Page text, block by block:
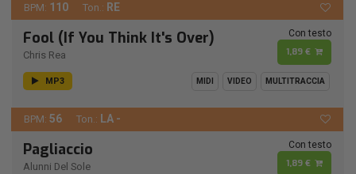
BPM: 110 Ton.: RE
Fool (If You Think It's Over)
Chris Rea
Con testo
1,89 €
MP3 MIDI VIDEO MULTITRACCIA
BPM: 56 Ton.: LA -
Pagliaccio
Alunni Del Sole
Con testo
1,89 €